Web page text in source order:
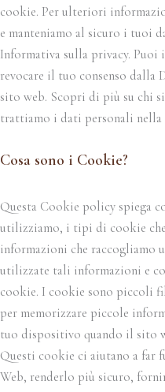
cookie. Per ulteriori
e manteniamo al sicuro i tuoi
Informativa sulla privacy. Puoi
revocare il tuo consenso dalla
sito web. Scopri di più su chi
trattiamo i dati personali nella
Cosa sono i Cookie?
Questa Cookie policy spiega
utilizziamo, i tipi di cookie
informazioni che raccogliamo
utilizzate tali informazioni e
cookie. I cookie sono piccoli
per memorizzare piccole
tuo dispositivo quando il sito
Questi cookie ci aiutano a far
Web, renderlo più sicuro,